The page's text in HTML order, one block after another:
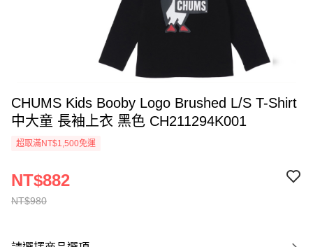
CHUMS Kids Booby Logo Brushed L/S T-Shirt
中大童 長袖上衣 黑色 CH211294K001
超取滿NT$1,500免運
NT$980
NT$882